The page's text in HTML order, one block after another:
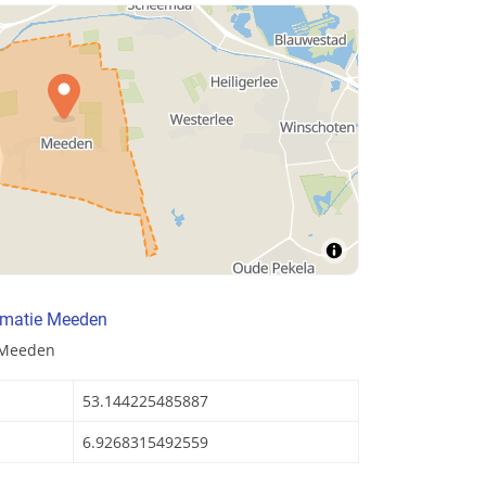
Meeden
53.144225485887
6.9268315492559